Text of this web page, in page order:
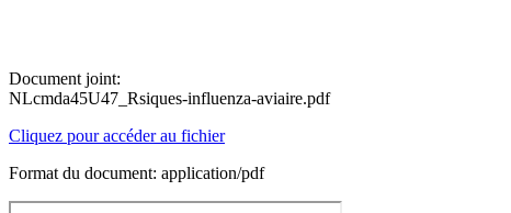
Document joint:
NLcmda45U47_Rsiques-influenza-aviaire.pdf
Cliquez pour accéder au fichier
Format du document: application/pdf